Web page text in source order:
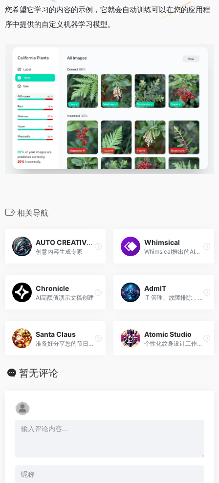
您希望它学习的内容的示例，它就会自动训练可以在您的应用程
序中提供的自定义机器学习模型。
相关导航
AUTO CREATIVE MAKER
创意内容生成专家
Whimsical
Whimsical推出的AI思维导图工具
Chronicle
AI高颜值演示文稿创建
AdmIT
IT 管理、故障排除，您的专家管理工具
Santa Claus
准备好分享您的节日愿望并享受捕捉圣诞节魔力的愉快聊天！
Atomic Studio
个性化纹身设计工作室利用​​ DALL-E 3 进行艺术家匹配和趋势分析
暂无评论